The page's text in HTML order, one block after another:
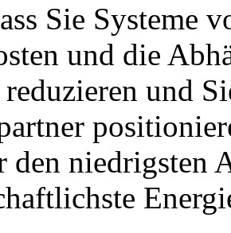
Sie Systeme
und die
und
den niedrigsten